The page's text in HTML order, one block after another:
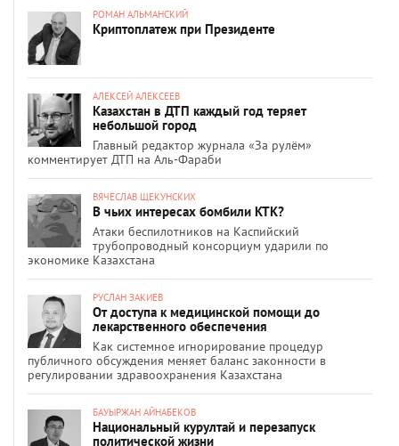
РОМАН АЛЬМАНСКИЙ
Криптоплатеж при Президенте
АЛЕКСЕЙ АЛЕКСЕЕВ
Казахстан в ДТП каждый год теряет
небольшой город
Главный редактор журнала «За рулём»
комментирует ДТП на Аль-Фараби
ВЯЧЕСЛАВ ЩЕКУНСКИХ
В чьих интересах бомбили КТК?
Атаки беспилотников на Каспийский
трубопроводный консорциум ударили по
экономике Казахстана
РУСЛАН ЗАКИЕВ
От доступа к медицинской помощи до
лекарственного обеспечения
Как системное игнорирование процедур
публичного обсуждения меняет баланс законности в
регулировании здравоохранения Казахстана
БАУЫРЖАН АЙНАБЕКОВ
Национальный курултай и перезапуск
политической жизни